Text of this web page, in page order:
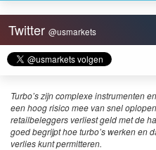
Twitter @usmarkets
Turbo’s zijn complexe instrumenten
een hoog risico mee van snel
retailbeleggers verliest geld met de
goed begrijpt hoe turbo’s werken en
verlies kunt permitteren.